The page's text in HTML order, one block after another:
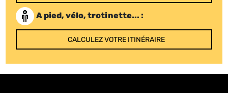
A pied, vélo, trotinette... :
CALCULEZ VOTRE ITINÉRAIRE